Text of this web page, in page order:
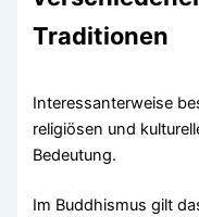
Traditionen
Interessanterweise
religiösen und
Bedeutung.
Im Buddhismus gilt